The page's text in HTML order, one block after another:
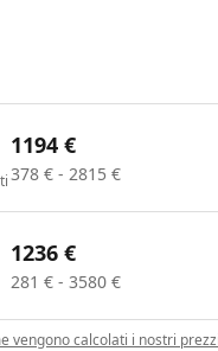
1194 €
378 € - 2815 €
1236 €
281 € - 3580 €
vengono calcolati i nostri